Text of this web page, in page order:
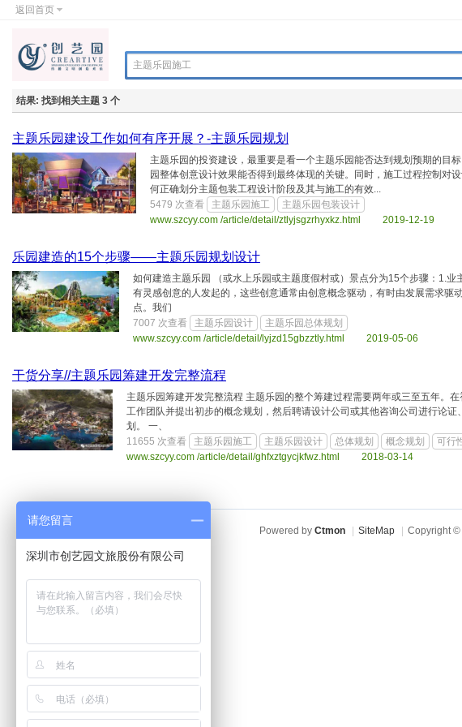
返回首页
结果: 找到相关主题 3 个
主题乐园建设工作如何有序开展？-主题乐园规划
主题乐园的投资建设，最重要是看一个主题乐园能否达到规划预期的目
园整体创意设计效果能否得到最终体现的关键。同时，施工过程控制对
何正确划分主题包装工程设计阶段及其与施工的有效...
5479 次查看
主题乐园施工
主题乐园包装设计
www.szcyy.com /article/detail/ztlyjsgzrhyxkz.html 2019-12-19
乐园建造的15个步骤——主题乐园规划设计
如何建造主题乐园 （或水上乐园或主题度假村或）景点分为15个步骤：1.业
有灵感创意的人发起的，这些创意通常由创意概念驱动，有时由发展需求驱
点。我们
7007 次查看
主题乐园设计
主题乐园总体规划
www.szcyy.com /article/detail/lyjzd15gbzztly.html 2019-05-06
干货分享//主题乐园筹建开发完整流程
主题乐园筹建开发完整流程 主题乐园的整个筹建过程需要两年或三至五年。
工作团队并提出初步的概念规划，然后聘请设计公司或其他咨询公司进行论
划。 一、
11655 次查看
主题乐园施工 主题乐园设计 总体规划 概念规划
可行
www.szcyy.com /article/detail/ghfxztgycjkfwz.html 2018-03-14
Powered by Ctmon SiteMap Copyright ©
请您留言
深圳市创艺园文旅股份有限公司